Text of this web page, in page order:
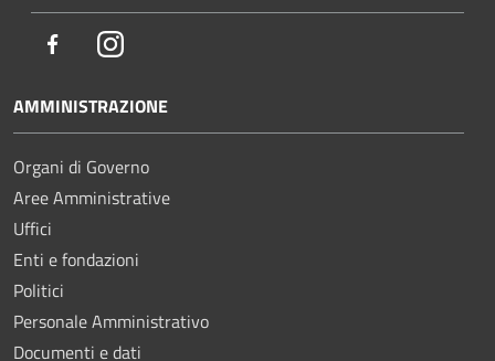
FacebookInstagram
AMMINISTRAZIONE
Organi di Governo
Aree Amministrative
Uffici
Enti e fondazioni
Politici
Personale Amministrativo
Documenti e dati